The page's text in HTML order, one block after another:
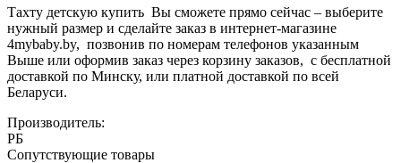
Тахту детскую купить Вы сможете прямо сейчас – выберите
нужный размер и сделайте заказ в интернет-магазине
4mybaby.by, позвонив по номерам телефонов указанным
Выше или оформив заказ через корзину заказов, с бесплатной
доставкой по Минску, или платной доставкой по всей
Беларуси.
Производитель:
РБ
Сопутствующие товары